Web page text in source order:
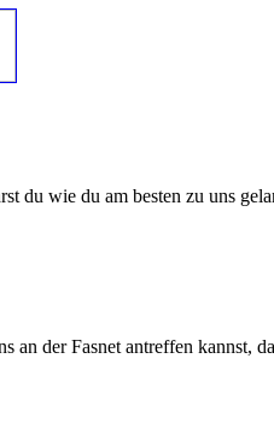
du wie du am besten zu uns
an der Fasnet antreffen kannst,